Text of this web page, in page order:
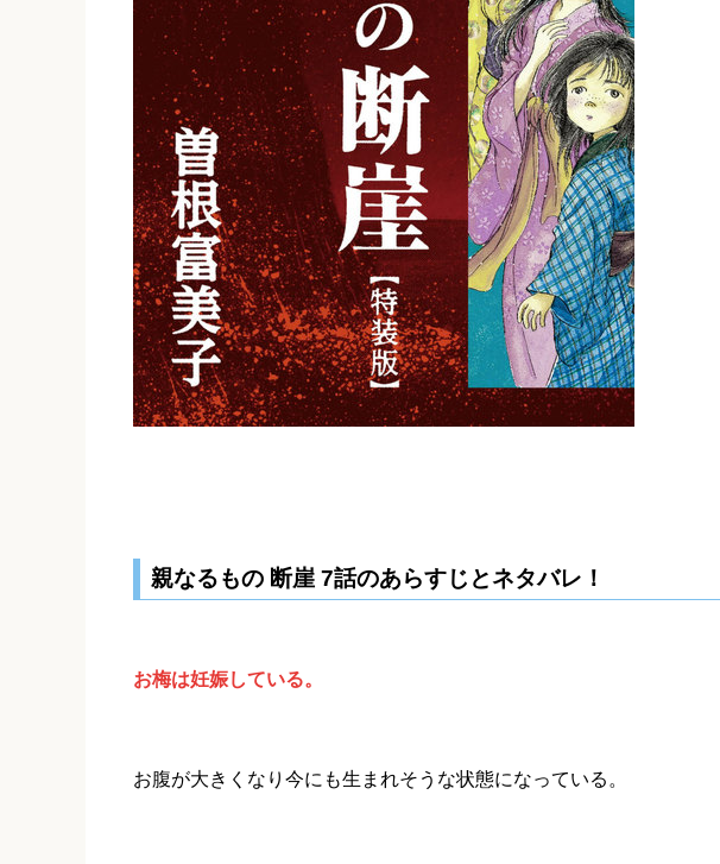
親なるもの 断崖 7話のあらすじとネタバレ！
お梅は妊娠している。
お腹が大きくなり今にも生まれそうな状態になっている。